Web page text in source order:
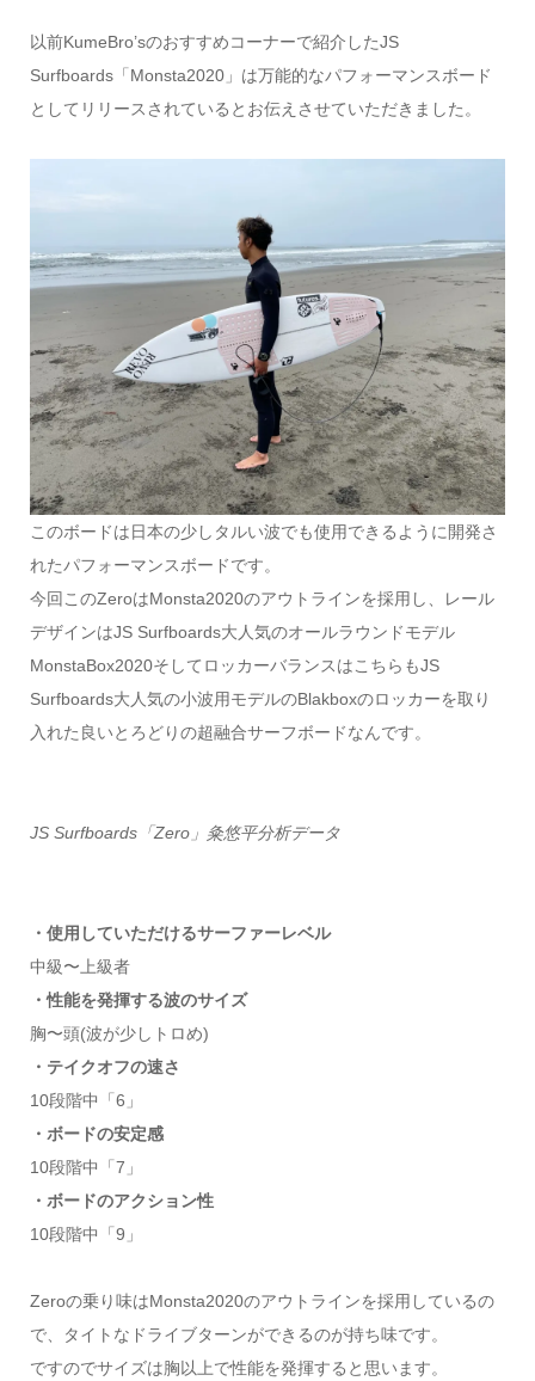
以前KumeBro’sのおすすめコーナーで紹介したJS
Surfboards「Monsta2020」は万能的なパフォーマンスボード
としてリリースされているとお伝えさせていただきました。
このボードは日本の少しタルい波でも使用できるように開発さ
れたパフォーマンスボードです。
今回このZeroはMonsta2020のアウトラインを採用し、レール
デザインはJS Surfboards大人気のオールラウンドモデル
MonstaBox2020そしてロッカーバランスはこちらもJS
Surfboards大人気の小波用モデルのBlakboxのロッカーを取り
入れた良いとろどりの超融合サーフボードなんです。
JS Surfboards「Zero」粂悠平分析データ
・使用していただけるサーファーレベル
中級〜上級者
・性能を発揮する波のサイズ
胸〜頭(波が少しトロめ)
・テイクオフの速さ
10段階中「6」
・ボードの安定感
10段階中「7」
・ボードのアクション性
10段階中「9」
Zeroの乗り味はMonsta2020のアウトラインを採用しているの
で、タイトなドライブターンができるのが持ち味です。
ですのでサイズは胸以上で性能を発揮すると思います。